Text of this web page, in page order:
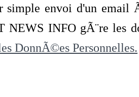
simple envoi d'un
NEWS INFO gÃ¨re les
DonnÃ©es Personnelles.